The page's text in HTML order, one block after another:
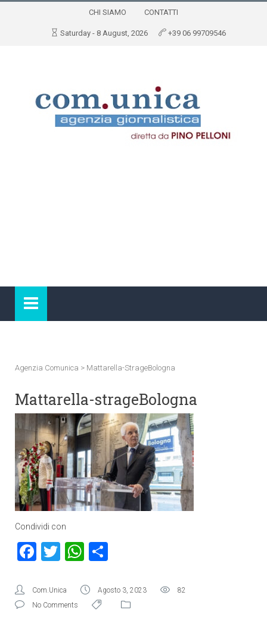
CHI SIAMO CONTATTI
Saturday - 8 August, 2026 +39 06 99709546
Agenzia Comunica > Mattarella-StrageBologna
Mattarella-strageBologna
Condividi con
Facebook
TwitterWhatsApp
Com.Unica Agosto 3, 2023
82
No Comments